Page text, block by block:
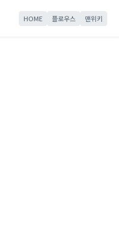
HOME 플로우스 맨위키